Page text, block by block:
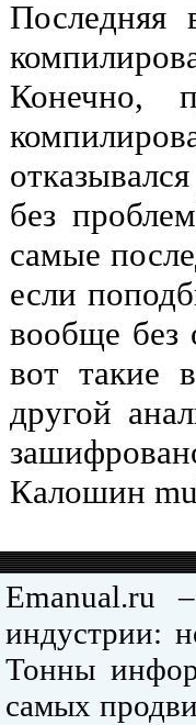
Последняя
Конечно,
без
самые
если
вообще
вот такие
другой
Калошин
Emanual.ru
индустрии:
Тонны
самых